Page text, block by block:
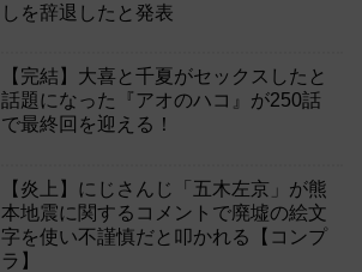
しを辞退したと発表
【完結】大喜と千夏がセックスしたと
話題になった『アオのハコ』が250話
で最終回を迎える！
【炎上】にじさんじ「五木左京」が熊
本地震に関するコメントで廃墟の絵文
字を使い不謹慎だと叩かれる【コンプ
ラ】